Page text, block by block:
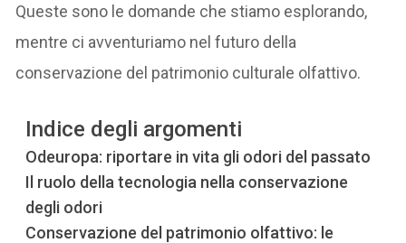
Queste sono le domande che stiamo esplorando,
mentre ci avventuriamo nel futuro della
conservazione del patrimonio culturale olfattivo.
Indice degli argomenti
Odeuropa: riportare in vita gli odori del passato
Il ruolo della tecnologia nella conservazione
degli odori
Conservazione del patrimonio olfattivo: le